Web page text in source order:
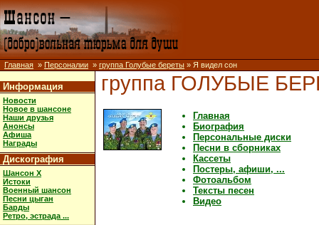
Главная » Персоналии » группа Голубые береты » Я видел сон
Информация
Новости
Новое в шансоне
Наши друзья
Анонсы
Афиша
Награды
Дискография
Шансон X
Истоки
Военный шансон
Песни цыган
Барды
Ретро, эстрада ...
группа ГОЛУБЫЕ
Главная
Биография
Персональные диски
Песни в сборниках
Кассеты
Постеры, афиши, ...
Фотоальбом
Тексты песен
Видео